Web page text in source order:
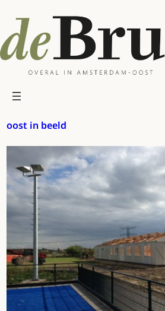
naar
de
inhoud
oost in beeld